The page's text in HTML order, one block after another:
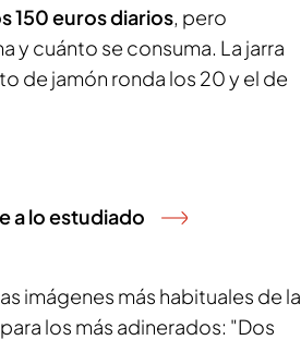
150 euros diarios, pero
y cuánto se consuma. La jarra
de jamón ronda los 20 y el de
a lo estudiado
imágenes más habituales de la
los más adinerados: "Dos